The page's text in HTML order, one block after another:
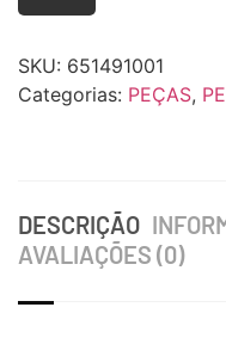
SKU: 651491001
Categorias: PEÇAS,
DESCRIÇÃO
AVALIAÇÕES (0)